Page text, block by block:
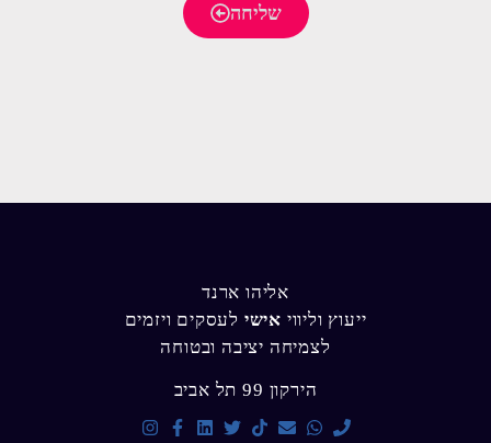
שליחה
אליהו ארנד
ייעוץ וליווי אישי לעסקים ויזמים
לצמיחה יציבה ובטוחה
הירקון 99 תל אביב